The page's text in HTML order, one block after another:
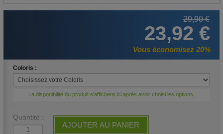
29,90 €
23,92 €
Vous économisez 20%
Coloris :
La disponibilité du produit s'affichera ici après avoir choisi les options.
Quantité :
AJOUTER AU PANIER